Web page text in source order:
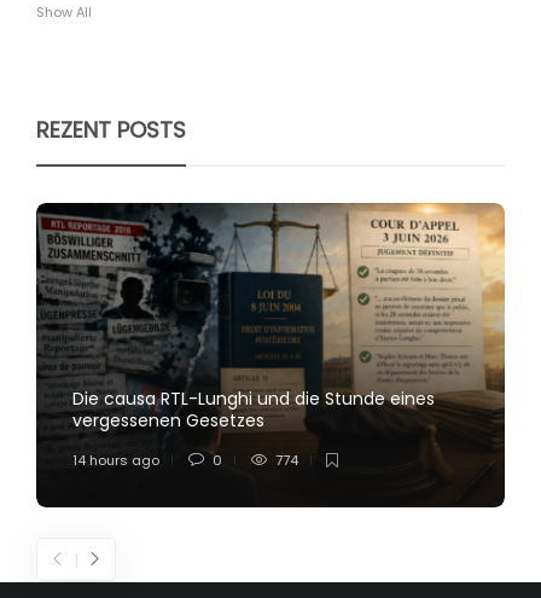
Show All
REZENT POSTS
Die causa RTL-Lunghi und die Stunde eines
vergessenen Gesetzes
14 hours ago 0 774